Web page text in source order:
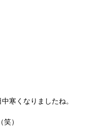
寒くなりましたね。
）